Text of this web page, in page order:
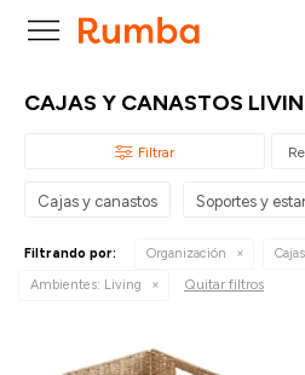

CAJAS Y CANASTOS
Cajas y canastos Soportes y
Filtrando por: Organización
Ambientes: Living Quitar filtros